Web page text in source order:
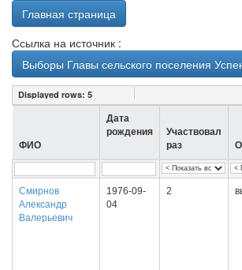
Главная страница
Ссылка на источник :
Выборы Главы сельского поселения
Displayed rows: 5
ФИО
Дата
рождения
Участвовал
раз
Смирнов
Александр
Валерьевич
1976-09-
04
2